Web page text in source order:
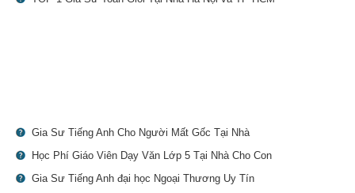
Gia Sư Tiếng Anh Cho Người Mất Gốc Tại Nhà
Học Phí Giáo Viên Dạy Văn Lớp 5 Tại Nhà Cho Con
Gia Sư Tiếng Anh đại học Ngoại Thương Uy Tín